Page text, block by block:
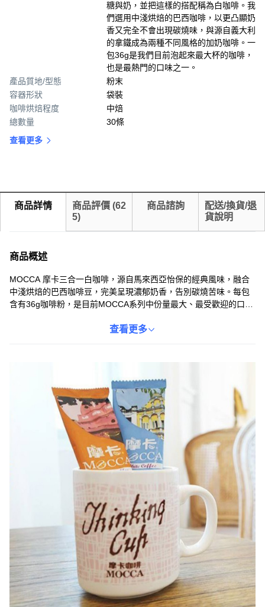
糖與奶，並把這樣的搭配稱為白咖啡。我
們選用中淺烘焙的巴西咖啡，以更凸顯奶
香又完全不會出現碳燒味，與源自義大利
的拿鐵成為兩種不同風格的加奶咖啡。一
包36g是我們目前泡起來最大杯的咖啡，
也是最熱門的口味之一。
產品質地/型態
粉末
容器形狀
袋裝
咖啡烘焙程度
中焙
總數量
30條
查看更多
商品詳情 商品評價 (62
5)
商品諮詢
配送/換貨/退
貨說明
商品概述
MOCCA 摩卡三合一白咖啡，源自馬來西亞怡保的經典風味，融合
中淺烘焙的巴西咖啡豆，完美呈現濃郁奶香，告別碳燒苦味。每包
含有36g咖啡粉，是目前MOCCA系列中份量最大、最受歡迎的口味
帶，無論在家中、辦公室或旅途中，都能輕鬆沖泡一杯暖心飲品。
查看更多